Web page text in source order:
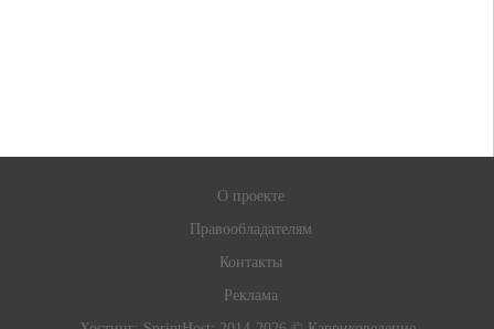
О проекте
Правообладателям
Контакты
Реклама